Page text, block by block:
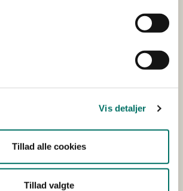
Vis detaljer
Tillad alle cookies
Tillad valgte
og alternativer